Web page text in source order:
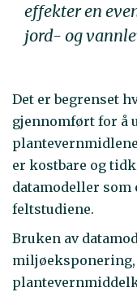
effekter en
jord- og
Det er begrenset
gjennomført for å
er kostbare og
datamodeller
feltstudiene.
Bruken av